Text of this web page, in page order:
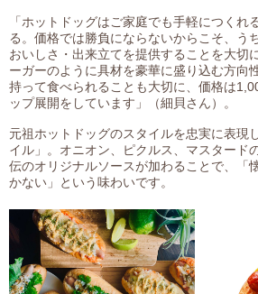
「ホットドッグはご家庭でも手軽につくれ
る。価格では勝負にならないからこそ、う
おいしさ・出来立てを提供することを大切
ーガーのように具材を豪華に盛り込む方向
持って食べられることも大切に、価格は
ップ展開をしています」（細貝さん）。
元祖ホットドッグのスタイルを忠実に表現
イル」。オニオン、ピクルス、マスタード
伝のオリジナルソースが加わることで、「
かない」という味わいです。